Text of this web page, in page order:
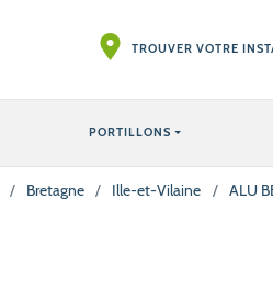
TROUVER VOTRE
PORTILLONS
/ Bretagne / Ille-et-Vilaine / ALU